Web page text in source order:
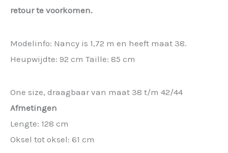
retour te voorkomen.
Modelinfo: Nancy is 1,72 m en heeft maat 38.
Heupwijdte: 92 cm Taille: 85 cm
One size, draagbaar van maat 38 t/m 42/44
Afmetingen
Lengte: 128 cm
Oksel tot oksel: 61 cm